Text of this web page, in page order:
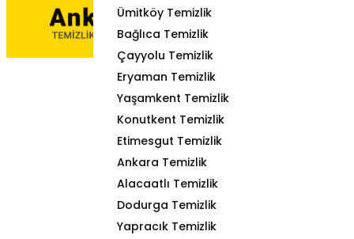
Ümitköy Temizlik
Bağlıca Temizlik
Çayyolu Temizlik
Eryaman Temizlik
Yaşamkent Temizlik
Konutkent Temizlik
Etimesgut Temizlik
Ankara Temizlik
Alacaatlı Temizlik
Dodurga Temizlik
Yapracık Temizlik